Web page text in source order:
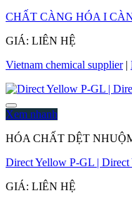
CHẤT CÀNG HÓA I
GIÁ: LIÊN HỆ
Vietnam chemical supplier|
Xem nhanh
HÓA CHẤT DỆT
Direct Yellow P-GL |
GIÁ: LIÊN HỆ